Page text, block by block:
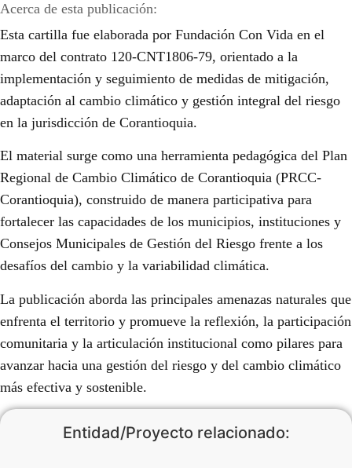
Acerca de esta publicación:
Esta cartilla fue elaborada por Fundación Con Vida en el
marco del contrato 120-CNT1806-79, orientado a la
implementación y seguimiento de medidas de mitigación,
adaptación al cambio climático y gestión integral del riesgo
en la jurisdicción de Corantioquia.
El material surge como una herramienta pedagógica del Plan
Regional de Cambio Climático de Corantioquia (PRCC-
Corantioquia), construido de manera participativa para
fortalecer las capacidades de los municipios, instituciones y
Consejos Municipales de Gestión del Riesgo frente a los
desafíos del cambio y la variabilidad climática.
La publicación aborda las principales amenazas naturales que
enfrenta el territorio y promueve la reflexión, la participación
comunitaria y la articulación institucional como pilares para
avanzar hacia una gestión del riesgo y del cambio climático
más efectiva y sostenible.
Entidad/Proyecto relacionado: